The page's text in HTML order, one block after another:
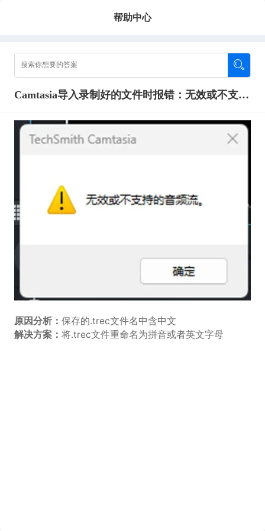
帮助中心
Camtasia导入录制好的文件时报错：无效或不支持的音频流
原因分析： 保存的.trec文件名中含中文
解决方案： 将.trec文件重命名为拼音或者英文字母